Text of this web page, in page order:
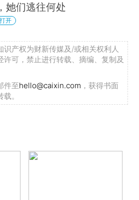
她们逃往何处
开
识产权为财新传媒及/或相关权利人
许可，禁止进行转载、摘编、复制及
件至hello@caixin.com ，获得书面
。